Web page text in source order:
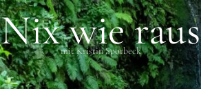
Nix wie raus
mit Kristin Sporbeck